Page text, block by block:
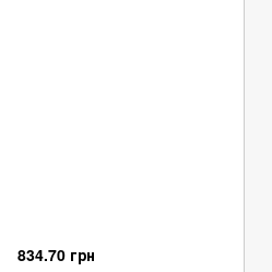
834.70 грн